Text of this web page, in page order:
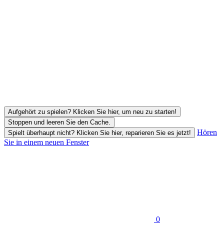
Aufgehört zu spielen? Klicken Sie hier, um neu zu starten!
Stoppen und leeren Sie den Cache.
Spielt überhaupt nicht? Klicken Sie hier, reparieren Sie es jetzt!
Hören
Sie in einem neuen Fenster
0